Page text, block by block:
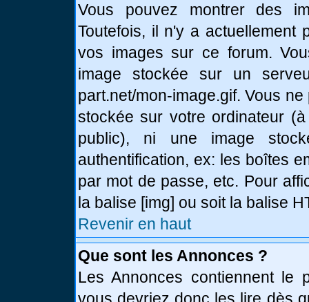
Vous pouvez montrer des
Toutefois, il n'y a actuellement
vos images sur ce forum.
image stockée sur un
part.net/mon-image.gif. Vous
stockée sur votre ordinateur
public), ni une image
authentification, ex: les boîtes
par mot de passe, etc. Pour
la balise [img] ou soit la balise
Revenir en haut
Que sont les Annonces ?
Les Annonces contiennent le